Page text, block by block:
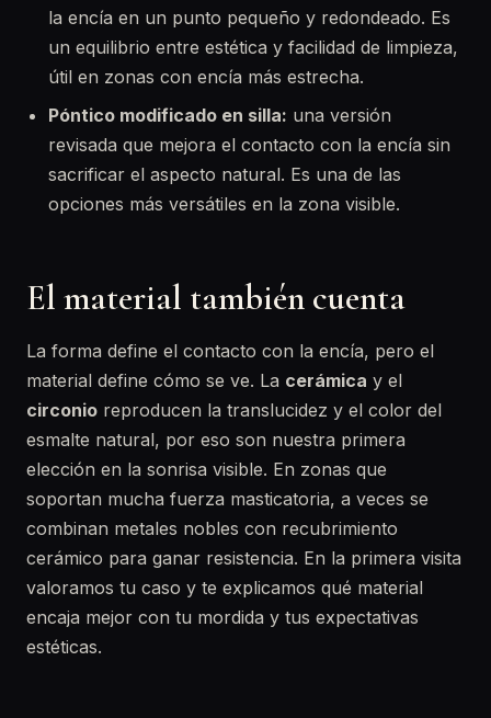
la encía en un punto pequeño y redondeado. Es
un equilibrio entre estética y facilidad de limpieza,
útil en zonas con encía más estrecha.
Póntico modificado en silla: una versión
revisada que mejora el contacto con la encía sin
sacrificar el aspecto natural. Es una de las
opciones más versátiles en la zona visible.
El material también cuenta
La forma define el contacto con la encía, pero el
material define cómo se ve. La cerámica y el
circonio reproducen la translucidez y el color del
esmalte natural, por eso son nuestra primera
elección en la sonrisa visible. En zonas que
soportan mucha fuerza masticatoria, a veces se
combinan metales nobles con recubrimiento
cerámico para ganar resistencia. En la primera visita
valoramos tu caso y te explicamos qué material
encaja mejor con tu mordida y tus expectativas
estéticas.